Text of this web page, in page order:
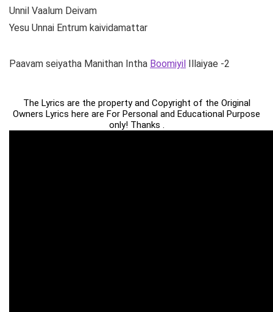
Unnil Vaalum Deivam
Yesu Unnai Entrum kaividamattar
Paavam seiyatha Manithan Intha Boomiyil Illaiyae -2
The Lyrics are the property and Copyright of the Original
Owners Lyrics here are For Personal and Educational Purpose
only! Thanks .